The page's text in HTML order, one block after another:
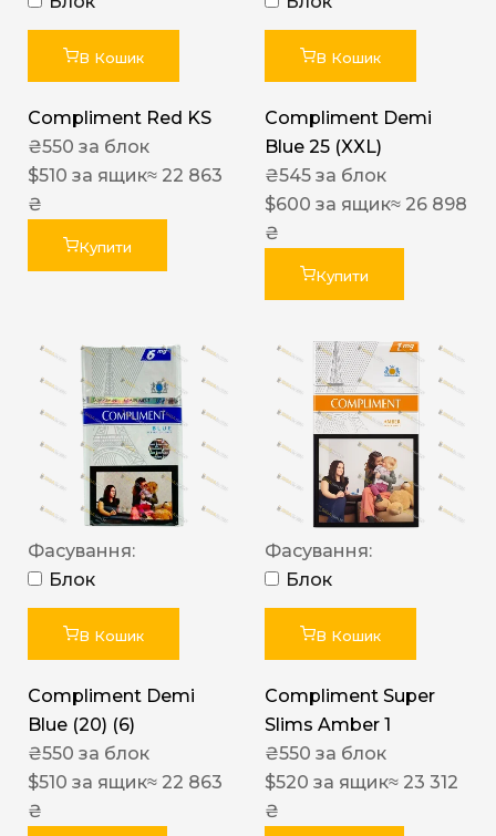
В Кошик
Compliment Red KS
₴550 за блок
$510 за ящик≈ 22 863
₴
Купити
В Кошик
Compliment Demi
Blue 25 (XXL)
₴545 за блок
$600 за ящик≈ 26 898
₴
Купити
Фасування:
Блок
В Кошик
Compliment Demi
Blue (20) (6)
₴550 за блок
$510 за ящик≈ 22 863
₴
Фасування:
Блок
В Кошик
Compliment Super
Slims Amber 1
₴550 за блок
$520 за ящик≈ 23 312
₴